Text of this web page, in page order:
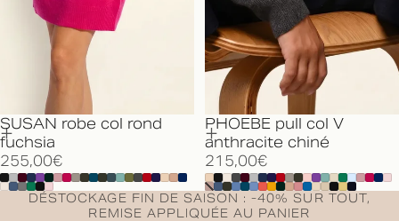
SUSAN robe col rond
fuchsia
255,00€
PHOEBE pull col V
anthracite chiné
215,00€
DÉSTOCKAGE FIN DE SAISON : -40% SUR TOUT,
REMISE APPLIQUÉE AU PANIER